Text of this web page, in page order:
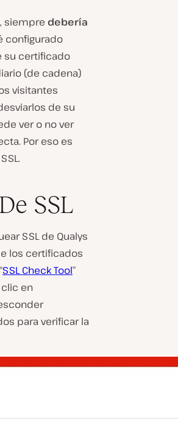
siempre debería
configurado
su certificado
(de cadena)
visitantes
de su
ver o no ver
Por eso es
SSL
SSL de Qualys
los certificados
SSL Check Tool”
en
para verificar la